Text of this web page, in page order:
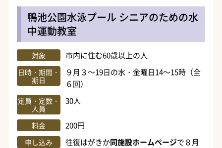
鴨池公園水泳プール シニアのための水
中運動教室
対象 市内に住む60歳以上の人
日時・期間・
期日
９月３～19日の水・金曜日14～15時（全
６回）
定員・定数・
人員
30人
料金 200円
申し込み 往復はがきか同施設ホームページで８月